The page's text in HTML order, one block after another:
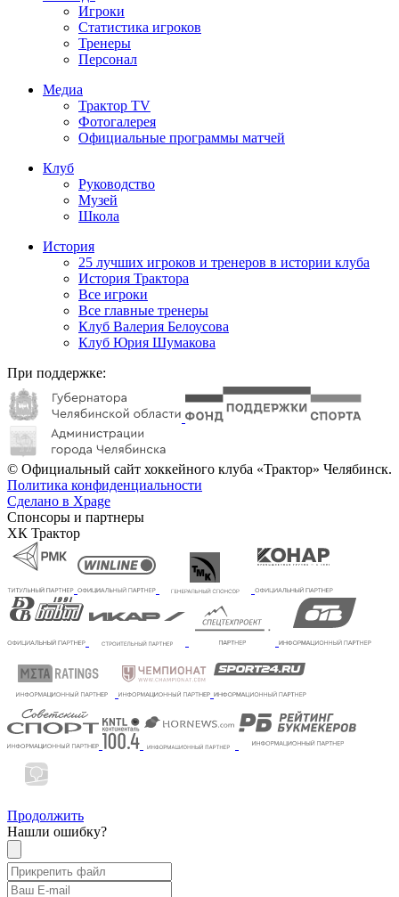
Игроки
Статистика игроков
Тренеры
Персонал
Медиа
Трактор TV
Фотогалерея
Официальные программы матчей
Клуб
Руководство
Музей
Школа
История
25 лучших игроков и тренеров в истории клуба
История Трактора
Все игроки
Все главные тренеры
Клуб Валерия Белоусова
Клуб Юрия Шумакова
При поддержке:
© Официальный сайт хоккейного клуба «Трактор» Челябинск.
Политика конфиденциальности
Сделано в Xpage
Спонсоры и партнеры
ХК Трактор
Продолжить
Нашли ошибку?